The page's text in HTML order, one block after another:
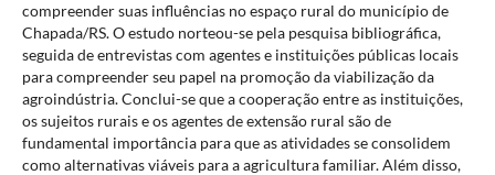
compreender suas influências no espaço rural do município de
Chapada/RS. O estudo norteou-se pela pesquisa bibliográfica,
seguida de entrevistas com agentes e instituições públicas locais
para compreender seu papel na promoção da viabilização da
agroindústria. Conclui-se que a cooperação entre as instituições,
os sujeitos rurais e os agentes de extensão rural são de
fundamental importância para que as atividades se consolidem
como alternativas viáveis para a agricultura familiar. Além disso,